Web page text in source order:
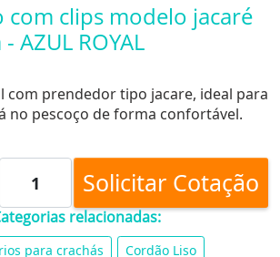
com clips modelo jacaré
AZUL ROYAL
com prendedor tipo jacare, ideal para
no pescoço de forma confortável.
Solicitar Cotação
relacionadas:
para crachás Cordão Liso